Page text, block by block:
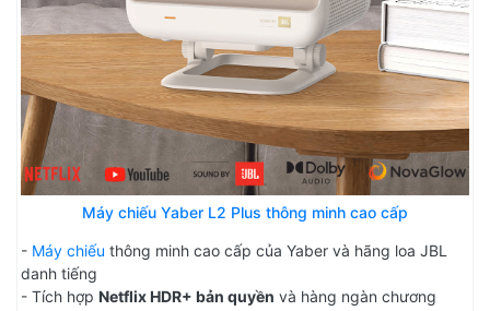
Máy chiếu Yaber L2 Plus thông minh cao cấp
- Máy chiếu thông minh cao cấp của Yaber và hãng loa JBL
danh tiếng
- Tích hợp Netflix HDR+ bản quyền và hàng ngàn chương